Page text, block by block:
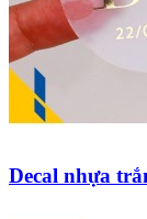
Decal nhựa